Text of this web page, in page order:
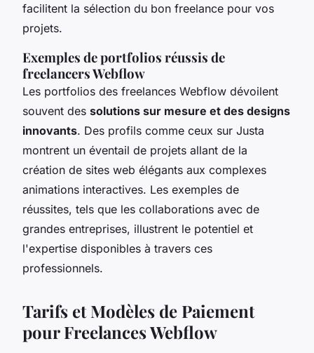
facilitent la sélection du bon freelance pour vos
projets.
Exemples de portfolios réussis de
freelancers Webflow
Les portfolios des freelances Webflow dévoilent
souvent des solutions sur mesure et des designs
innovants. Des profils comme ceux sur Justa
montrent un éventail de projets allant de la
création de sites web élégants aux complexes
animations interactives. Les exemples de
réussites, tels que les collaborations avec de
grandes entreprises, illustrent le potentiel et
l'expertise disponibles à travers ces
professionnels.
Tarifs et Modèles de Paiement
pour Freelances Webflow